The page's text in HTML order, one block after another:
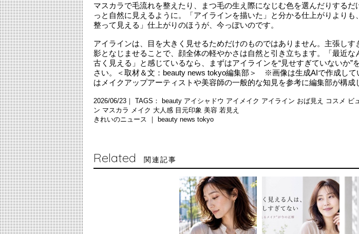
マスカラで毛流れを整えたり、まつ毛の生え際になじむ色を選んだりするだ
っと自然に見えるように。「アイラインを描いた」と分かる仕上がりよりも
整って見える」仕上がりのほうが、今っぽいのです。
アイラインは、目を大きく見せるためだけのものではありません。主張しす
影となじませることで、顔全体の軽やかさは自然と引き立ちます。「最近な
古く見える」と感じているなら、まずはアイラインを“見せすぎていないか”
さい。＜取材＆文：beauty news tokyo編集部＞ ※画像は生成AIで作成し
はメイクアップアーティストや美容師の一般的な知見を参考に編集部が構成
2026/06/23｜ TAGS： beauty アイシャドウ アイメイク アイライン おば見え コスメ ビ
ン マスカラ メイク 大人感 目元印象 美容 若見え
きれいのニュース ｜ beauty news tokyo
Related 関連記事